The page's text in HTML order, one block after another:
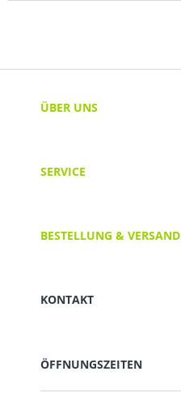
ÜBER UNS
SERVICE
BESTELLUNG & VERSAND
KONTAKT
ÖFFNUNGSZEITEN